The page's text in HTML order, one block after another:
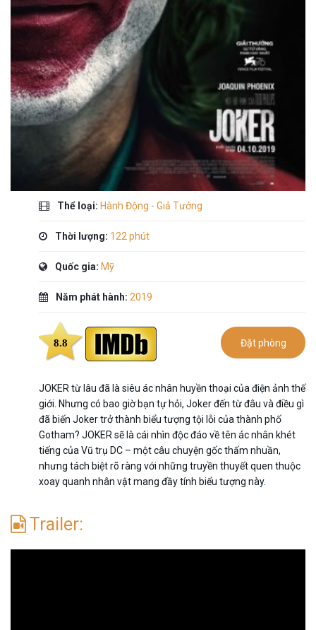
Thể loại: Hành Động - Giả Tưởng
Thời lượng: 122 phút
Quốc gia: Mỹ
Năm phát hành: 2019
8.8 Đặt phòng
JOKER từ lâu đã là siêu ác nhân huyền thoại của điện ảnh thế
giới. Nhưng có bao giờ bạn tự hỏi, Joker đến từ đâu và điều gì
đã biến Joker trở thành biểu tượng tội lỗi của thành phố
Gotham? JOKER sẽ là cái nhìn độc đáo về tên ác nhân khét
tiếng của Vũ trụ DC – một câu chuyện gốc thấm nhuần,
nhưng tách biệt rõ ràng với những truyền thuyết quen thuộc
xoay quanh nhân vật mang đầy tính biểu tượng này.
Trailer: